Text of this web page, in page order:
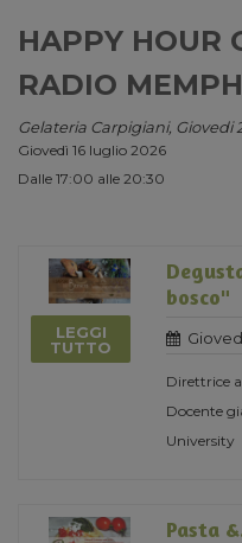
HAPPY HOUR
RADIO
Gelateria Carpigiani, Giovedi
Giovedì 16 luglio 2026
Dalle 17:00 alle 20:30
LEGGI
TUTTO
bosco"
Direttrice
Docente
University
Pasta